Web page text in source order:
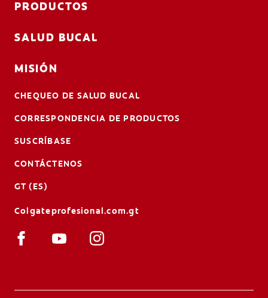
PRODUCTOS
SALUD BUCAL
MISIÓN
CHEQUEO DE SALUD BUCAL
CORRESPONDENCIA DE PRODUCTOS
SUSCRÍBASE
CONTÁCTENOS
GT (ES)
Colgateprofesional.com.gt